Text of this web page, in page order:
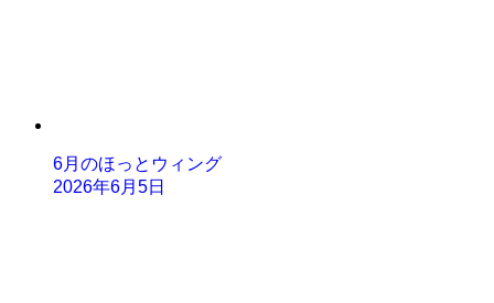
6月のほっとウィング
2026年6月5日